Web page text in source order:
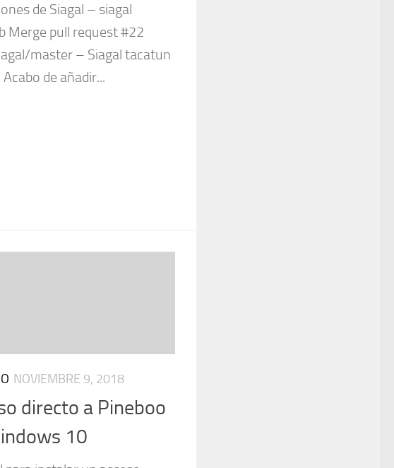
de Siagal – siagal
Merge pull request #22
master – Siagal tacatun
de añadir...
NOVIEMBRE 9, 2018
directo a Pineboo
10